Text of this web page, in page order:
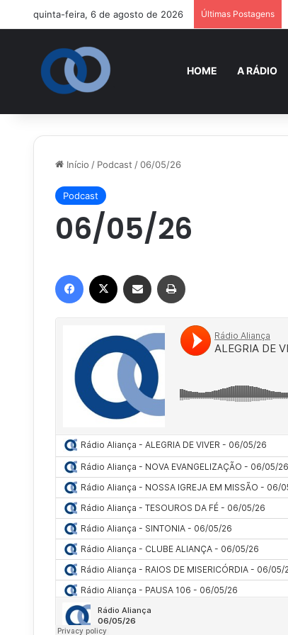
quinta-feira, 6 de agosto de 2026 Últimas Postagens
HOME A RÁDIO
Início / Podcast /06/05/26
Podcast
06/05/26